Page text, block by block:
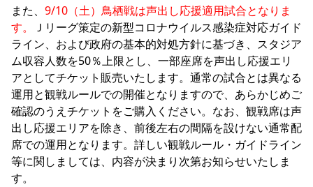
スタジアム
YANMAR HANASAKA STADIUM
DAZNで観戦
DAZNで観戦
アウェイツアー
アウェイツアー
パートナー企業募集中 セレッソ大阪VISAカード サポートスタッフ
セレッソアイデアちょうだいな
応援商店街
Lise（ライセンスビジネス）
サステナビリティ
サステナビリティポリシー SDGsのゴール
インパクトレポート
活動レポート SPORT POSITIVE LEAGUES 取り組み実績
スポーツクラブ
スポーツクラブ
関連団体/施設
SAKURA SOCIO SAKURA POINT Program 招待券引換方法
先行入場
まいセレチケット
会員規定 婚姻届・出生届・命名書
ニュース
すべて チーム グッズ チケット イベント
ファンクラブ
ホームタウン パートナー スポーツクラブ メディア 30周年
レディース
アカデミー
また、 9/10（土）鳥栖戦は声出し応援適用試合となりま
す。
Ｊリーグ策定の新型コロナウイルス感染症対応ガイド
ライン、および政府の基本的対処方針に基づき、スタジア
ム収容人数を50％上限とし、一部座席を声出し応援エリ
アとしてチケット販売いたします。通常の試合とは異なる
運用と観戦ルールでの開催となりますので、あらかじめご
確認のうえチケットをご購入ください。なお、観戦席は声
出し応援エリアを除き、前後左右の間隔を設けない通常配
席での運用となります。詳しい観戦ルール・ガイドライン
等に関しましては、内容が決まり次第お知らせいたしま
す。